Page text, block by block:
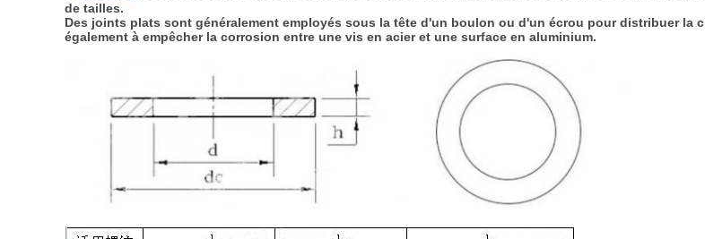
de tailles.
Des joints plats sont généralement employés sous la tête d'un boulon ou d'un écrou pour distribuer la
également à empêcher la corrosion entre une vis en acier et une surface en aluminium.